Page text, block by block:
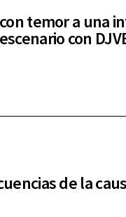
temor a una
con
de la